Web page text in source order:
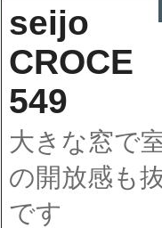
seijo
CROCE
549
大きな窓で
の開放感も
です